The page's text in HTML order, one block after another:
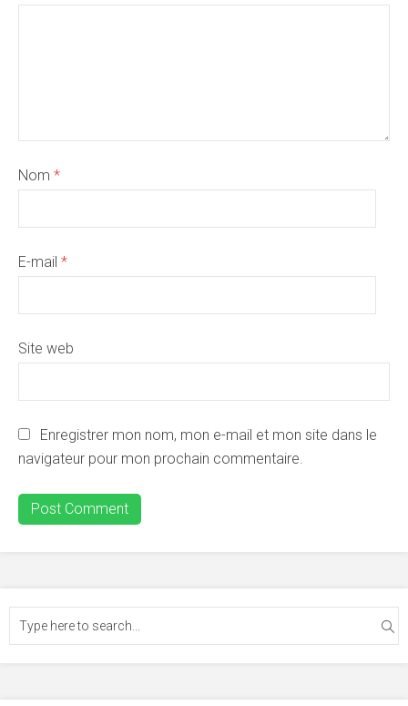
Nom *
E-mail *
Site web
Enregistrer mon nom, mon e-mail et mon site dans le
navigateur pour mon prochain commentaire.